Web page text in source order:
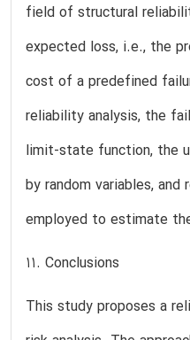
field of structural
expected loss, i.e., the
cost of a predefined
reliability analysis, the
limit-state function, the
by random variables,
employed to estimate
11. Conclusions
This study proposes a